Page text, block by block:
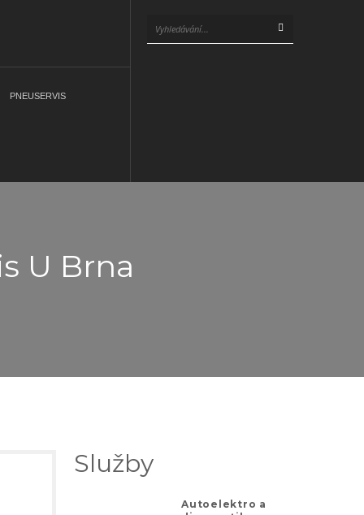
PNEUSERVIS
U Brna
Služby
Autoelektro a